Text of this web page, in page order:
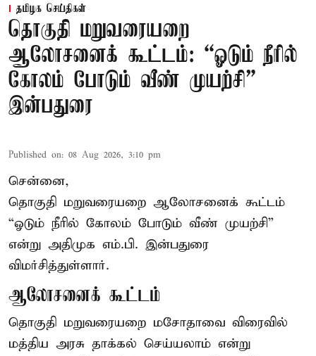
தமிழக செய்திகள்
தொகுதி மறுவரையறை
ஆலோசனைக் கூட்டம்: “ஓடும் நீரில்
கோலம் போடும் வீண் முயற்சி” –
இன்பதுரை
Published on: 08 Aug 2026, 3:10 pm
சென்னை,
தொகுதி மறுவரையறை ஆலோசனைக் கூட்டம்
“ஓடும் நீரில் கோலம் போடும் வீண் முயற்சி”
என்று அதிமுக எம்.பி. இன்பதுரை
விமர்சித்துள்ளார்.
ஆலோசனைக் கூட்டம்
தொகுதி மறுவரையறை மசோதாவை விரைவில்
மத்திய அரசு தாக்கல் செய்யலாம் என்று